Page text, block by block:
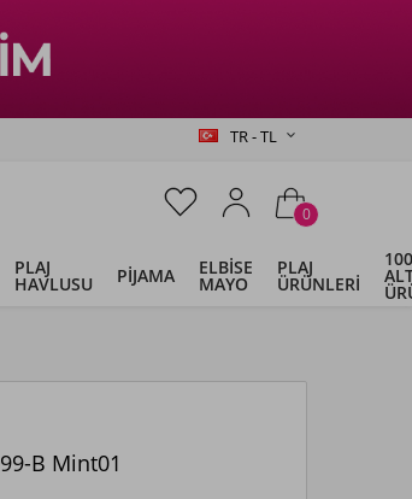
TR - TL
0
PLAJ
HAVLUSU PİJAMA ELBİSE
MAYO
PLAJ
ÜRÜNLERİ
B Mint01